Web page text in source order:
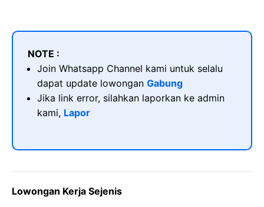
NOTE :
Join Whatsapp Channel kami untuk selalu
dapat update lowongan Gabung
Jika link error, silahkan laporkan ke admin
kami, Lapor
Lowongan Kerja Sejenis